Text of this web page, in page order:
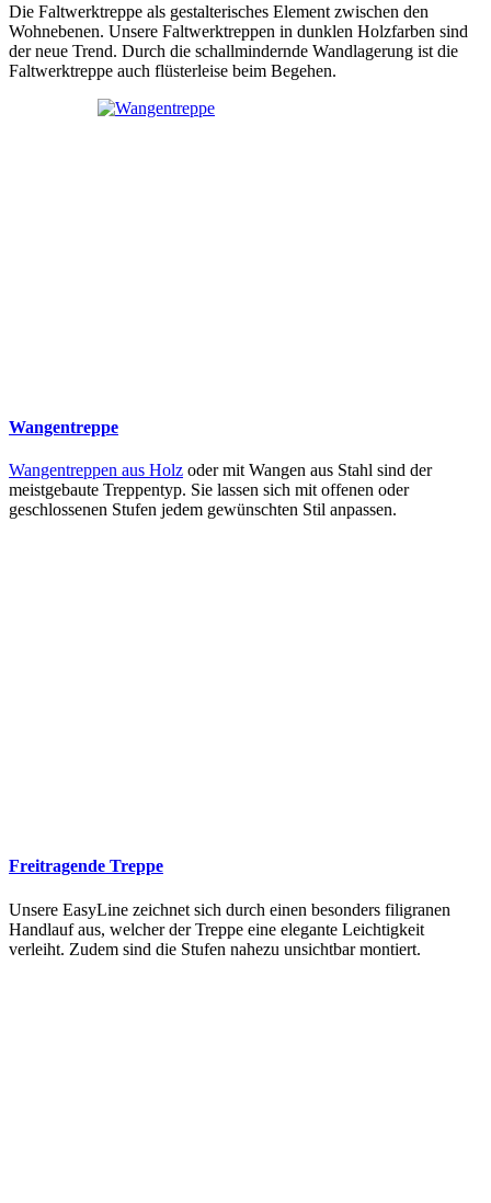
Die Faltwerktreppe als gestalterisches Element zwischen den
Wohnebenen. Unsere Faltwerktreppen in dunklen Holzfarben sind
der neue Trend. Durch die schallmindernde Wandlagerung ist die
Faltwerktreppe auch flüsterleise beim Begehen.
Wangentreppe
Wangentreppen aus Holz oder mit Wangen aus Stahl sind der
meistgebaute Treppentyp. Sie lassen sich mit offenen oder
geschlossenen Stufen jedem gewünschten Stil anpassen.
Freitragende Treppe
Unsere EasyLine zeichnet sich durch einen besonders filigranen
Handlauf aus, welcher der Treppe eine elegante Leichtigkeit
verleiht. Zudem sind die Stufen nahezu unsichtbar montiert.